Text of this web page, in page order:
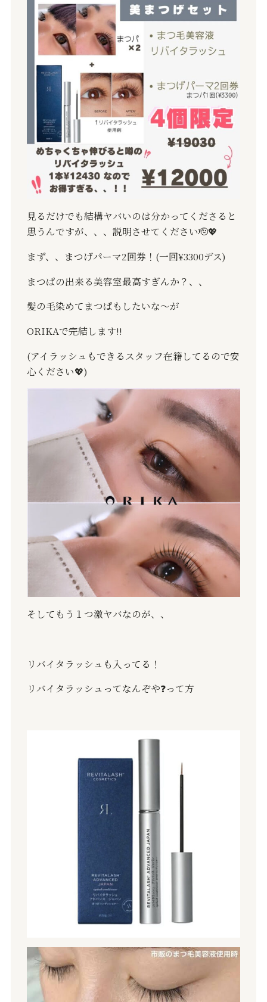
見るだけでも結構ヤバいのは分かってくださると
思うんですが、、、説明させてください🫡💖
まず、、まつげパーマ2回券！ (一回¥3300デス)
まつぱの出来る美容室最高すぎんか？、、
髪の毛染めてまつぱもしたいな〜が
ORIKAで完結します‼️
(アイラッシュもできるスタッフ在籍してるので安
心ください💖)
そしてもう１つ激ヤバなのが、、
リバイタラッシュも入ってる！
リバイタラッシュってなんぞや❓って方